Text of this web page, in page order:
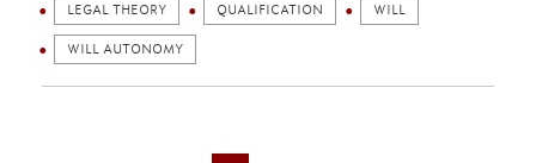
LEGAL THEORY QUALIFICATION WILL
WILL AUTONOMY